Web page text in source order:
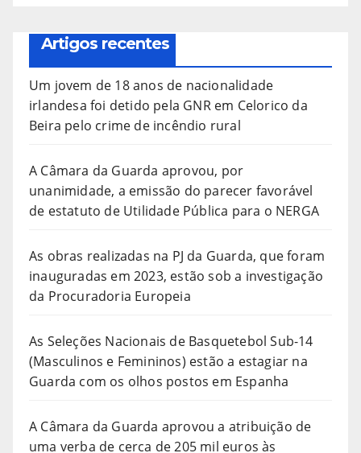
Artigos recentes
Um jovem de 18 anos de nacionalidade
irlandesa foi detido pela GNR em Celorico da
Beira pelo crime de incêndio rural
A Câmara da Guarda aprovou, por
unanimidade, a emissão do parecer favorável
de estatuto de Utilidade Pública para o NERGA
As obras realizadas na PJ da Guarda, que foram
inauguradas em 2023, estão sob a investigação
da Procuradoria Europeia
As Seleções Nacionais de Basquetebol Sub-14
(Masculinos e Femininos) estão a estagiar na
Guarda com os olhos postos em Espanha
A Câmara da Guarda aprovou a atribuição de
uma verba de cerca de 205 mil euros às